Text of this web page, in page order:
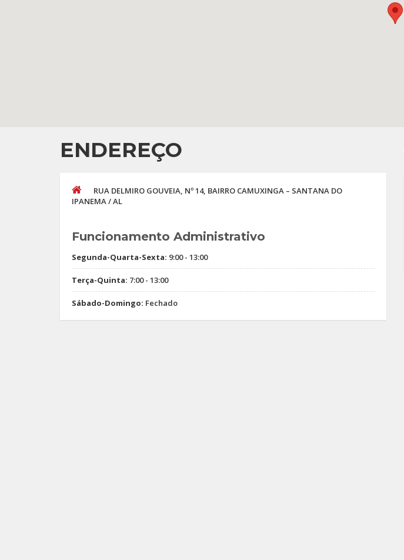
ENDEREÇO
RUA DELMIRO GOUVEIA, Nº 14, BAIRRO CAMUXINGA – SANTANA DO
IPANEMA / AL
Funcionamento Administrativo
Segunda-Quarta-Sexta: 9:00 - 13:00
Terça-Quinta: 7:00 - 13:00
Sábado-Domingo: Fechado